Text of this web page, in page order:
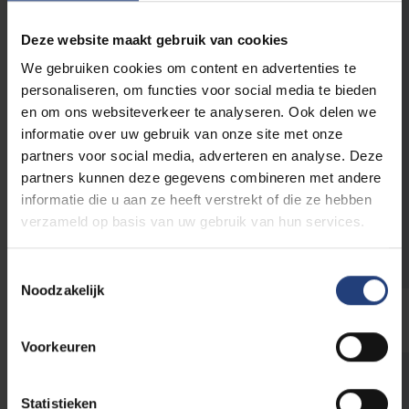
Deze website maakt gebruik van cookies
We gebruiken cookies om content en advertenties te
personaliseren, om functies voor social media te bieden
en om ons websiteverkeer te analyseren. Ook delen we
informatie over uw gebruik van onze site met onze
partners voor social media, adverteren en analyse. Deze
partners kunnen deze gegevens combineren met andere
informatie die u aan ze heeft verstrekt of die ze hebben
verzameld op basis van uw gebruik van hun services.
Noodzakelijk
Voorkeuren
Statistieken
manier wil de VUB bijdragen aan het bredere
maatschappelijke en intellectuele gesprek dat
deze tentoonstelling oproept, en zo een
dynamische wisselwerking creëren tussen
kunst en wetenschap.
De samenwerking kwam tot stand op initiatief
van het Centre for Literary and Intermedial
Crossings (CLIC)in samenspraak met de
Universiteitsbibliotheek van de VUB.
Ben je gefascineerd door